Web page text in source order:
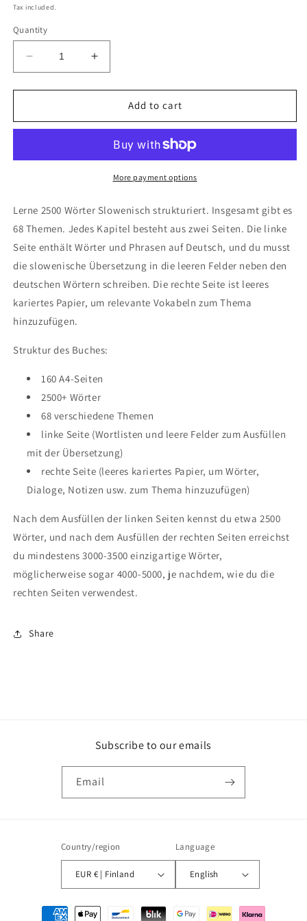
price
Tax included.
Quantity
Decrease
quantity
for
Slowenisch
Increase
quantity
for
Deutsch-
Slowenisch
Add to cart
More payment options
Lerne 2500 Wörter Slowenisch strukturiert. Insgesamt gibt es
68 Themen. Jedes Kapitel besteht aus zwei Seiten. Die linke
Seite enthält Wörter und Phrasen auf Deutsch, und du musst
die slowenische Übersetzung in die leeren Felder neben den
deutschen Wörtern schreiben. Die rechte Seite ist leeres
kariertes Papier, um relevante Vokabeln zum Thema
hinzuzufügen.
Struktur des Buches:
160 A4-Seiten
2500+ Wörter
68 verschiedene Themen
linke Seite (Wortlisten und leere Felder zum Ausfüllen
mit der Übersetzung)
rechte Seite (leeres kariertes Papier, um Wörter,
Dialoge, Notizen usw. zum Thema hinzuzufügen)
Nach dem Ausfüllen der linken Seiten kennst du etwa 2500
Wörter, und nach dem Ausfüllen der rechten Seiten erreichst
du mindestens 3000-3500 einzigartige Wörter,
möglicherweise sogar 4000-5000, je nachdem, wie du die
rechten Seiten verwendest.
Share
Subscribe to our emails
Email
Country/region
EUR € | Finland
Language
English
Payment